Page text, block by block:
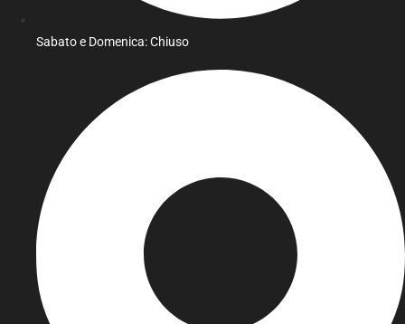
Sabato e Domenica: Chiuso